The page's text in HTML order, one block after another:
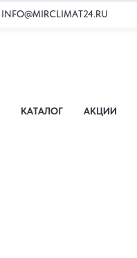
INFO@MIRCLIMAT24.RU
КАТАЛОГ АКЦИИ